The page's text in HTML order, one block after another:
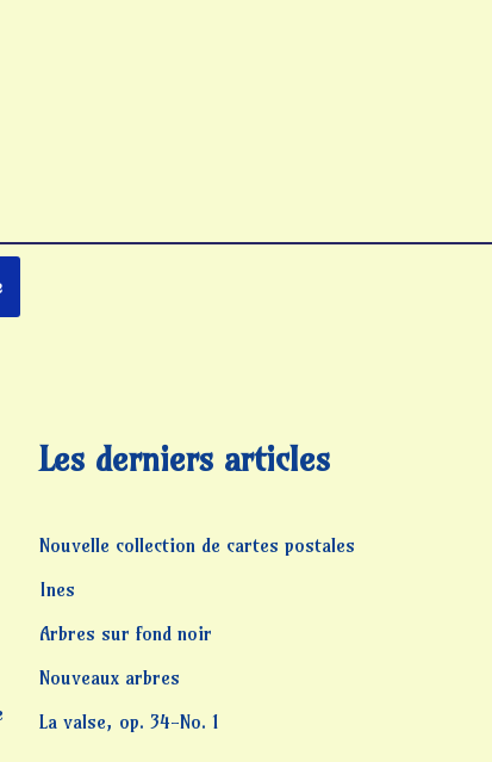
Les derniers articles
Nouvelle collection de cartes postales
Ines
Arbres sur fond noir
Nouveaux arbres
La valse, op. 34-No. 1